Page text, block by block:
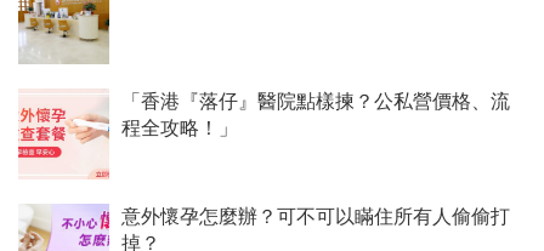
「香港『落仔』醫院點樣揀？公私營價格、流
程全攻略！」
意外懷孕怎麼辦？可不可以瞞住所有人偷偷打
掉？